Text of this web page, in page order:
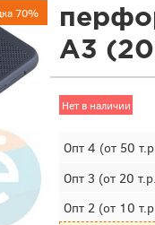
70%
A3
Нет в наличии
Опт 4 (от 50
Опт 3 (от 20
Опт 2(от 10